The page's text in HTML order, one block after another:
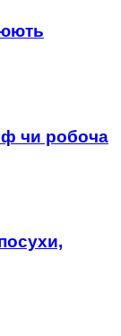
чи робоча